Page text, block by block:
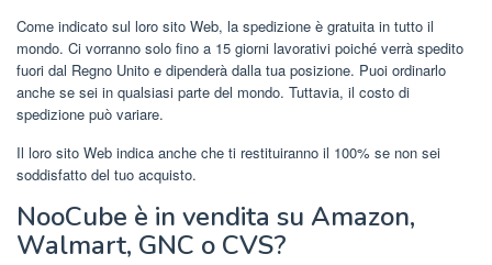
Come indicato sul loro sito Web, la spedizione è gratuita in tutto il
mondo. Ci vorranno solo fino a 15 giorni lavorativi poiché verrà spedito
fuori dal Regno Unito e dipenderà dalla tua posizione. Puoi ordinarlo
anche se sei in qualsiasi parte del mondo. Tuttavia, il costo di
spedizione può variare.
Il loro sito Web indica anche che ti restituiranno il 100% se non sei
soddisfatto del tuo acquisto.
NooCube è in vendita su Amazon,
Walmart, GNC o CVS?